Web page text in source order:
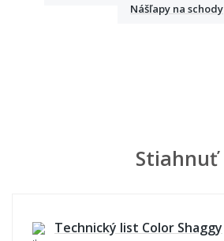
Nášľapy na schody
Stiahnuť
Technický list Color Shaggy